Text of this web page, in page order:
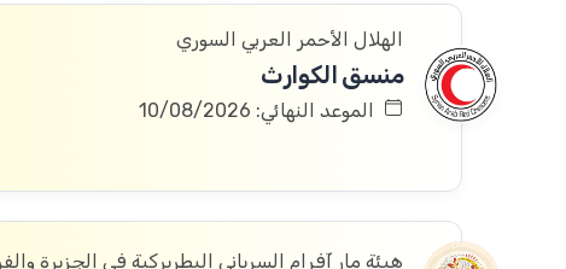
الهلال الأحمر العربي السوري
منسق الكوارث
الموعد النهائي: 10/08/2026
هيئة مار آفرام السرياني البطريركية في الجزيرة